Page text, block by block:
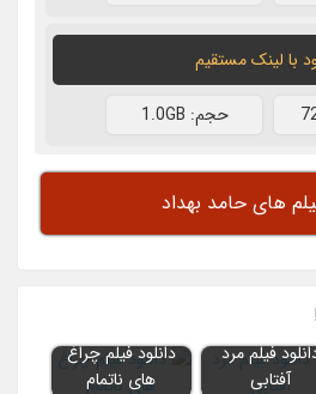
با لينک مستقيم
حجم: 1.0GB
های حامد بهداد
فیلم مرد
آفتابی
دانلود فیلم چراغ
های ناتمام